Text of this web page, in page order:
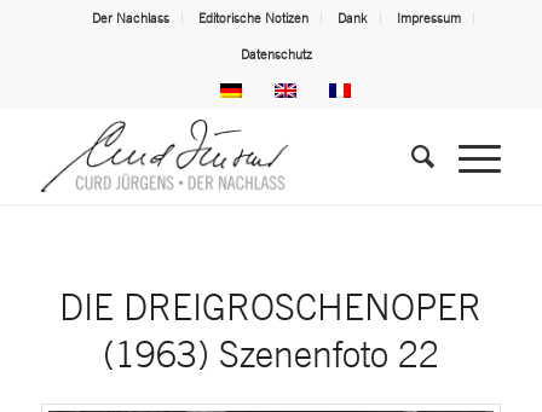
Der Nachlass Editorische Notizen Dank Impressum
Datenschutz
DIE DREIGROSCHENOPER
(1963) Szenenfoto 22